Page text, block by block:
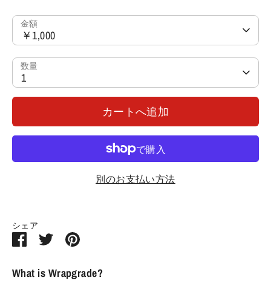
金額
￥1,000
数量
1
カートへ追加
別のお支払い方法
シェア
Facebook
シ
Twitter
シ
Pin
る
What is Wrapgrade?